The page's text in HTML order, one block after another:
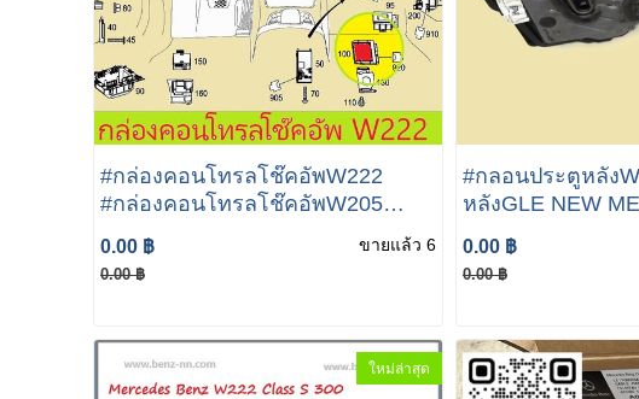
#กล่องคอนโทรลโช๊คอัพW222
#กล่องคอนโทรลโช๊คอัพW205
CONTROL UNIT Mercedes Benz
W222 300d 400 450 500e 650e
0.00 ฿
0.00 ฿
ขายแล้ว 6
#กลอนประตูหลัง
หลังGLE NEW MERCEDES-BENZ
W167 GLE S
DOOR LOCK
W222 S450 S63
0.00 ฿
0.00 ฿
ใหม่ล่าสุด